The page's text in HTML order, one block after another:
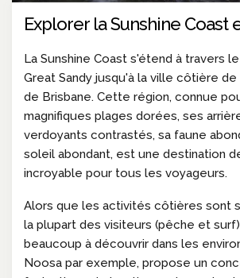
Explorer la Sunshine Coast
La Sunshine Coast s'étend à travers
Great Sandy jusqu'à la ville côtière de
de Brisbane. Cette région, connue
magnifiques plages dorées, ses
verdoyants contrastés, sa faune
soleil abondant, est une destination
incroyable pour tous les voyageurs.
Alors que les activités côtières sont
la plupart des visiteurs (pêche et
beaucoup à découvrir dans les
Noosa par exemple, propose un